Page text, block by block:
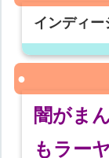
インディ
闇がま
もラー